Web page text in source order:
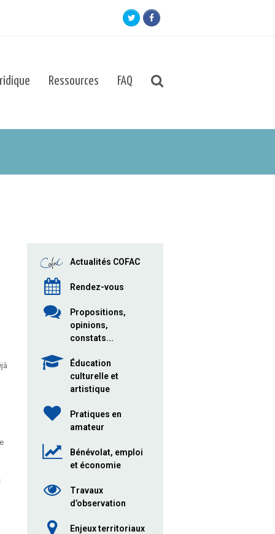
TwitterFacebook
Ressources FAQ
Actualités COFAC
Rendez-vous
Propositions,
opinions,
constats...
Éducation
culturelle et
artistique
Pratiques en
amateur
Bénévolat, emploi
et économie
Travaux
d’observation
Enjeux territoriaux